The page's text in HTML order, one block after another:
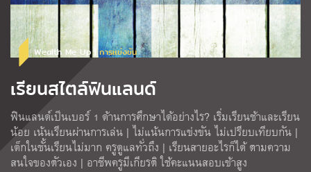
Wealth Me Up |การแข่งขัน
เรียนสไตล์ฟินแลนด์
ฟินแลนด์เป็นเบอร์ 1 ด้านการศึกษาได้อย่างไร? เริ่มเรียนช้าและเรียน
น้อย เน้นเรียนผ่านการเล่น | ไม่แน้นการแข่งขัน ไม่เปรียบเทียบกัน |
เด็กในชั้นเรียนไม่มาก ครูดูแลทั่วถึง | เรียนสายอะไรก็ได้ ตามความ
สนใจของตัวเอง | อาชีพครูมีเกียรติ ใช้คะแนนสอบเข้าสูง